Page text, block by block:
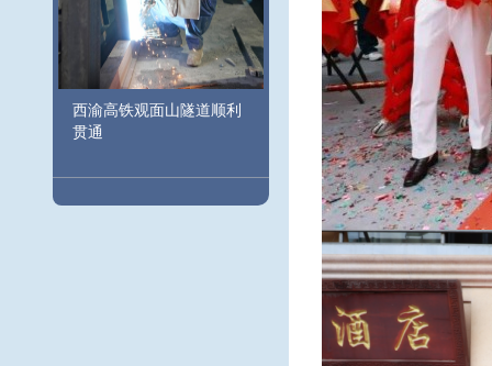
西渝高铁观面山隧道顺利
贯通